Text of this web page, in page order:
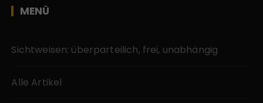
MENÜ
Sichtweisen: überparteilich, frei, unabhängig
Alle Artikel